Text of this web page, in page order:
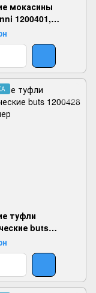
мокасины
1200401,
туфли
buts
Коричневый, 41,